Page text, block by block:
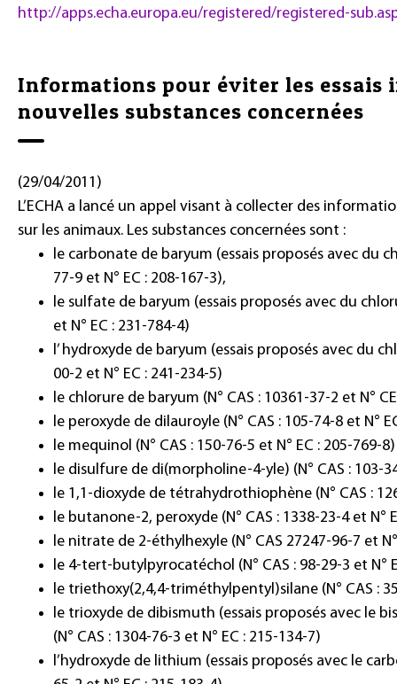
http://apps.echa.europa.eu/registered/registered-
Informations pour éviter les essais
nouvelles substances concernées
(29/04/2011)
L’ECHA a lancé un appel visant à collecter des
sur les animaux. Les substances concernées sont :
le carbonate de baryum (essais proposés avec du
77-9 et N° EC : 208-167-3),
le sulfate de baryum (essais proposés avec du
et N° EC : 231-784-4)
l’ hydroxyde de baryum (essais proposés avec du
00-2 et N° EC : 241-234-5)
le chlorure de baryum (N° CAS : 10361-37-2 et N°
le peroxyde de dilauroyle (N° CAS : 105-74-8 et N°
le mequinol (N° CAS : 150-76-5 et N° EC : 205-769-8)
le disulfure de di(morpholine-4-yle) (N° CAS : 103-
le 1,1-dioxyde de tétrahydrothiophène (N° CAS :
le butanone-2, peroxyde (N° CAS : 1338-23-4 et N°
le nitrate de 2-éthylhexyle (N° CAS 27247-96-7 et
le 4-tert-butylpyrocatéchol (N° CAS : 98-29-3 et N°
le triethoxy(2,4,4-triméthylpentyl)silane (N° CAS :
le trioxyde de dibismuth (essais proposés avec le
(N° CAS : 1304-76-3 et N° EC : 215-134-7)
l’hydroxyde de lithium (essais proposés avec le